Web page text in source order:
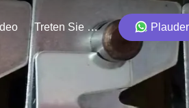
Treten Sie Mit Uns In Verbindung